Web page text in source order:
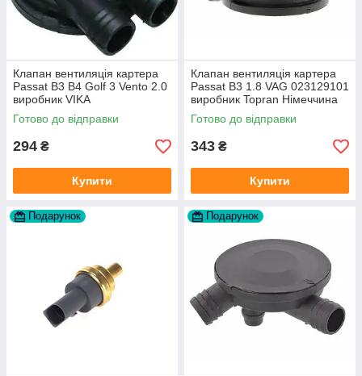
Клапан вентиляція картера
Passat B3 B4 Golf 3 Vento 2.0
виробник VIKA
Готово до відправки
294 ₴
Купити
Клапан вентиляція картера
Passat B3 1.8 VAG 023129101
виробник Topran Німеччина
Готово до відправки
343 ₴
Купити
Подарунок Подарунок